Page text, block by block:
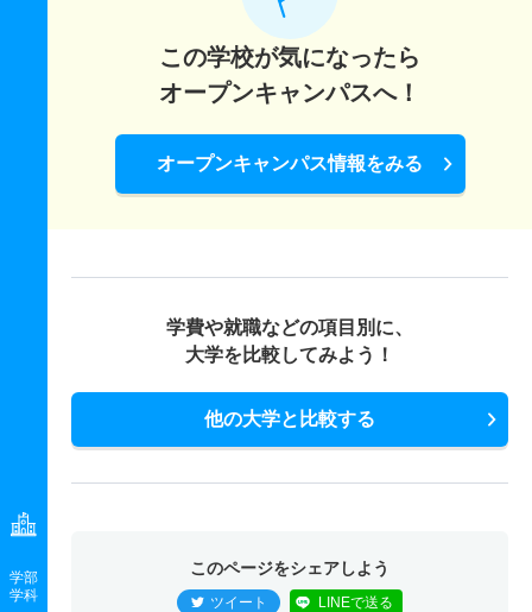
学部
学科
この学校が気になったら
オープンキャンパスへ！
オープンキャンパス情報をみる
学費や就職などの項目別に、
大学を比較してみよう！
他の大学と比較する
このページをシェアしよう
ツイート LINEで送る